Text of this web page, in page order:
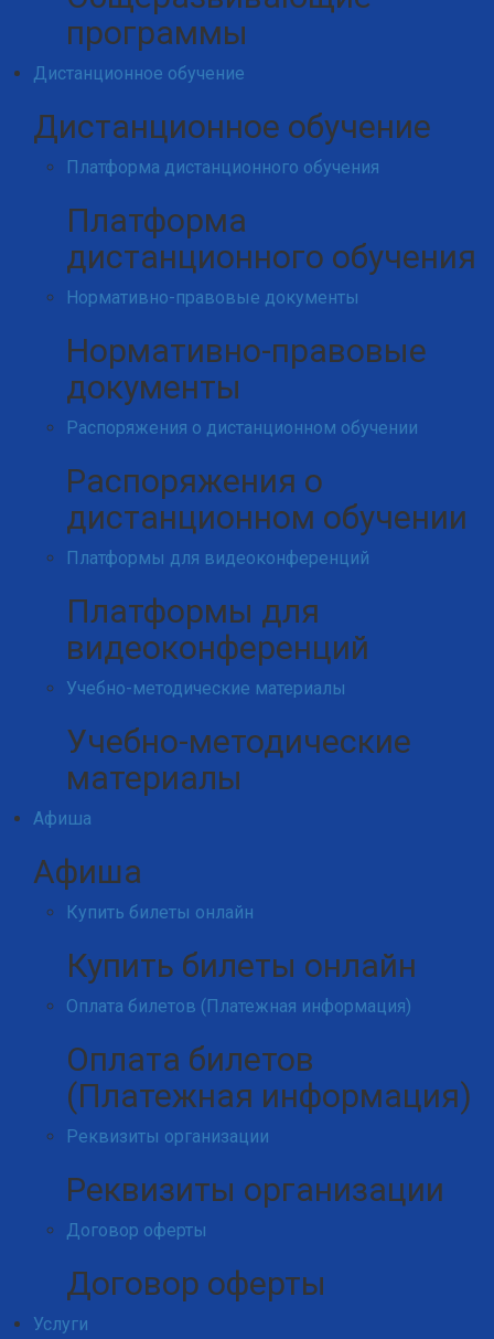
программы
Дистанционное обучение
Дистанционное обучение
Платформа дистанционного обучения
Платформа
дистанционного обучения
Нормативно-правовые документы
Нормативно-правовые
документы
Распоряжения о дистанционном обучении
Распоряжения о
дистанционном обучении
Платформы для видеоконференций
Платформы для
видеоконференций
Учебно-методические материалы
Учебно-методические
материалы
Афиша
Афиша
Купить билеты онлайн
Купить билеты онлайн
Оплата билетов (Платежная информация)
Оплата билетов
(Платежная информация)
Реквизиты организации
Реквизиты организации
Договор оферты
Договор оферты
Услуги